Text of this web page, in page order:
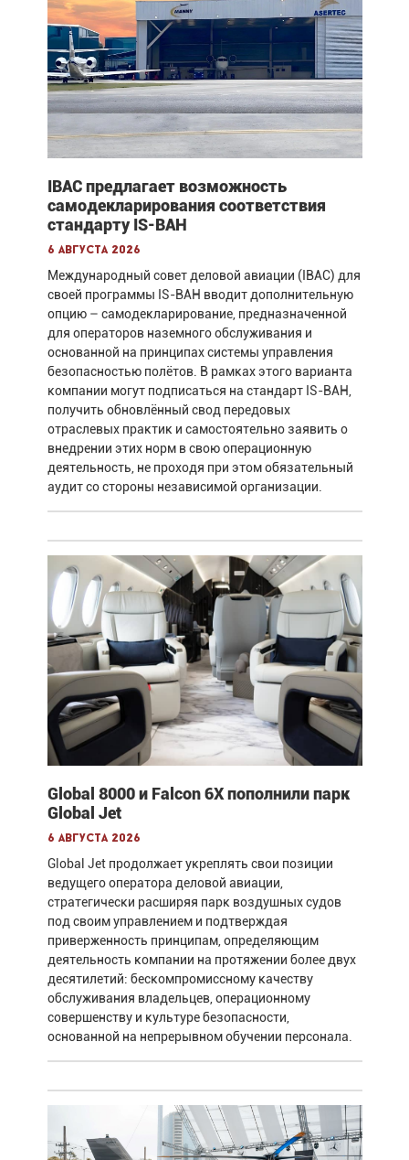
IBAC предлагает возможность
самодекларирования соответствия
стандарту IS-BAH
6 августа 2026
Международный совет деловой авиации (IBAC) для
своей программы IS-BAH вводит дополнительную
опцию – самодекларирование, предназначенной
для операторов наземного обслуживания и
основанной на принципах системы управления
безопасностью полётов. В рамках этого варианта
компании могут подписаться на стандарт IS-BAH,
получить обновлённый свод передовых
отраслевых практик и самостоятельно заявить о
внедрении этих норм в свою операционную
деятельность, не проходя при этом обязательный
аудит со стороны независимой организации.
Global 8000 и Falcon 6X пополнили парк
Global Jet
6 августа 2026
Global Jet продолжает укреплять свои позиции
ведущего оператора деловой авиации,
стратегически расширяя парк воздушных судов
под своим управлением и подтверждая
приверженность принципам, определяющим
деятельность компании на протяжении более двух
десятилетий: бескомпромиссному качеству
обслуживания владельцев, операционному
совершенству и культуре безопасности,
основанной на непрерывном обучении персонала.